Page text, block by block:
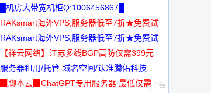
█机房大带宽机柜Q:1006456867█
RAKsmart海外VPS,服务器低至7折★免费试
用★
RAKsmart海外VPS,服务器低至7折★免费试
用★
【祥云网络】江苏多线BGP高防仅需399元
服务器租用/托管-域名空间/认准腾佑科技
▉脚本云▉ChatGPT专用服务器 最低仅需